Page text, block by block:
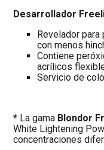
Desarrollador
Revelador
con menos
Contiene
acrílicos
Servicio de
* La gama Blondor
White Lightening
concentraciones